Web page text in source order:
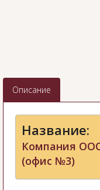
Описание
Название:
Компания
(офис №3)